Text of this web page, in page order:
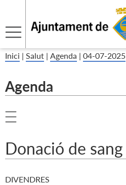
Inici | Salut | Agenda | 04-07-2025
Agenda
Donació de sang
DIVENDRES